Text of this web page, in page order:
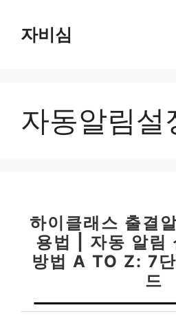
자비심
자동알림설
하이클래스 출결
용법 | 자동 알림
방법 A TO Z: 7단
드